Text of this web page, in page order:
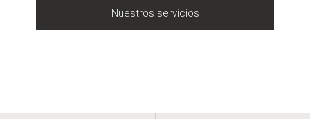
Nuestros servicios